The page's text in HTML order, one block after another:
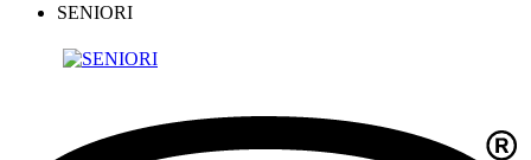
SENIORI